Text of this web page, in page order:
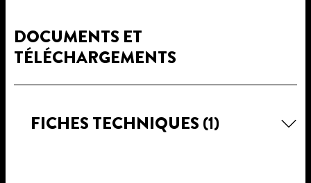
DOCUMENTS ET
TÉLÉCHARGEMENTS
FICHES TECHNIQUES (1)